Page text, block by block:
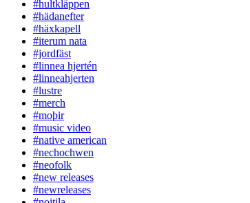
#hultkläppen
#hädanefter
#häxkapell
#iterum nata
#jordfäst
#linnea hjertén
#linneahjerten
#lustre
#merch
#moþir
#music video
#native american
#nechochwen
#neofolk
#new releases
#newreleases